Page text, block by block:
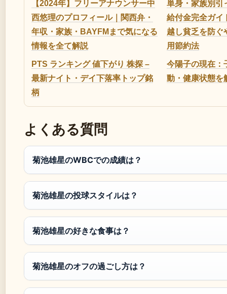
【2024年】フリーアナウンサー中
西悠理のプロフィール｜関西弁・
年収・家族・BAYFMまで気になる
情報を全て解説
単身・家族別引
給付金完全ガイ
越し貧乏を防ぐ
用節約法
PTS ランキング 値下がり 株探 –
最新ナイト・デイ下落率トップ銘
柄
今陽子の現在：
動・健康状態を
よくある質問
菊池雄星のWBCでの成績は？
菊池雄星の投球スタイルは？
菊池雄星の好きな食事は？
菊池雄星のオフの過ごし方は？